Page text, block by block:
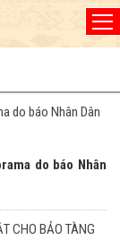
do báo Nhân